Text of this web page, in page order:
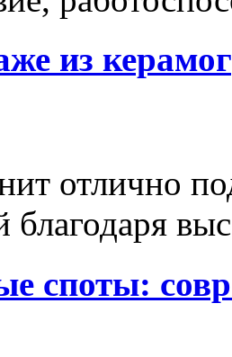
из
отлично
споты: